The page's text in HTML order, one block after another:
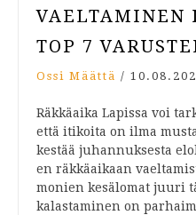
TOP 7
Ossi Määttä /
Räkkäaika Lapissa voi
että itikoita on ilma
kestää juhannuksesta
en räkkäaikaan
monien kesälomat juuri
kalastaminen on